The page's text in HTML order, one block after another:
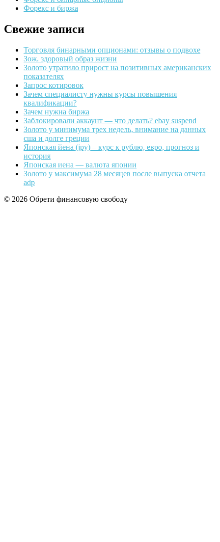
Форекс и биржа
Свежие записи
Торговля бинарными опционами: отзывы о подвохе
Зож. здоровый образ жизни
Золото утратило прирост на позитивных американских
показателях
Запрос котировок
Зачем специалисту нужны курсы повышения
квалификации?
Зачем нужна биржа
Заблокировали аккаунт — что делать? ebay suspend
Золото у минимума трех недель, внимание на данных
сша и долге греции
Японская йена (jpy) – курс к рублю, евро, прогноз и
история
Японская иена — валюта японии
Золото у максимума 28 месяцев после выпуска отчета
adp
© 2026 Обрети финансовую свободу